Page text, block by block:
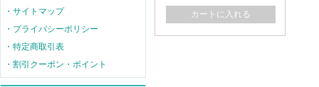
・サイトマップ
・プライバシーポリシー
・特定商取引表
・割引クーポン・ポイント
カートに入れる